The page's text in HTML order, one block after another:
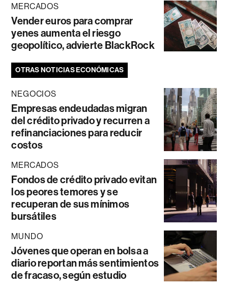
MERCADOS
Vender euros para comprar
yenes aumenta el riesgo
geopolítico, advierte BlackRock
OTRAS NOTICIAS ECONÓMICAS
NEGOCIOS
Empresas endeudadas migran
del crédito privado y recurren a
refinanciaciones para reducir
costos
MERCADOS
Fondos de crédito privado evitan
los peores temores y se
recuperan de sus mínimos
bursátiles
MUNDO
Jóvenes que operan en bolsa a
diario reportan más sentimientos
de fracaso, según estudio